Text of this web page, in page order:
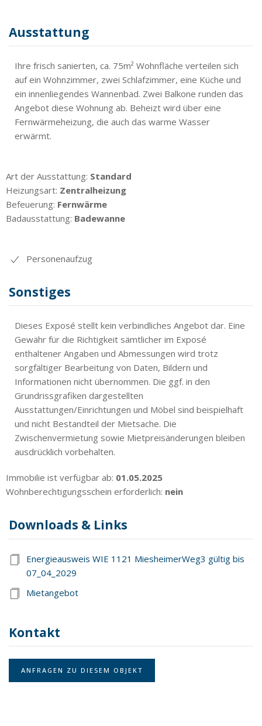
Ausstattung
Ihre frisch sanierten, ca. 75m² Wohnfläche verteilen sich
auf ein Wohnzimmer, zwei Schlafzimmer, eine Küche und
ein innenliegendes Wannenbad. Zwei Balkone runden das
Angebot diese Wohnung ab. Beheizt wird über eine
Fernwärmeheizung, die auch das warme Wasser
erwärmt.
Art der Ausstattung: Standard
Heizungsart: Zentralheizung
Befeuerung: Fernwärme
Badausstattung: Badewanne
Personenaufzug
Sonstiges
Dieses Exposé stellt kein verbindliches Angebot dar. Eine
Gewähr für die Richtigkeit sämtlicher im Exposé
enthaltener Angaben und Abmessungen wird trotz
sorgfältiger Bearbeitung von Daten, Bildern und
Informationen nicht übernommen. Die ggf. in den
Grundrissgrafiken dargestellten
Ausstattungen/Einrichtungen und Möbel sind beispielhaft
und nicht Bestandteil der Mietsache. Die
Zwischenvermietung sowie Mietpreisänderungen bleiben
ausdrücklich vorbehalten.
Immobilie ist verfügbar ab: 01.05.2025
Wohnberechtigungsschein erforderlich: nein
Downloads & Links
Energieausweis WIE 1121 MiesheimerWeg3 gültig bis
07_04_2029
Mietangebot
Kontakt
ANFRAGEN ZU DIESEM OBJEKT